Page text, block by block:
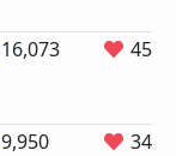
16,073 45
9,950 34